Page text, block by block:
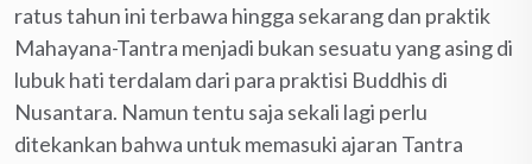
ratus tahun ini terbawa hingga sekarang dan praktik
Mahayana-Tantra menjadi bukan sesuatu yang asing di
lubuk hati terdalam dari para praktisi Buddhis di
Nusantara. Namun tentu saja sekali lagi perlu
ditekankan bahwa untuk memasuki ajaran Tantra